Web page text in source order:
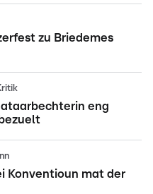
zu Briedemes
eng
Konventioun mat der